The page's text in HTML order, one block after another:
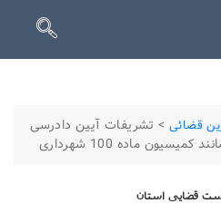
قضائی > تشریفات آیین دادرسی
ماده 100 شهرداری
قضایی استان